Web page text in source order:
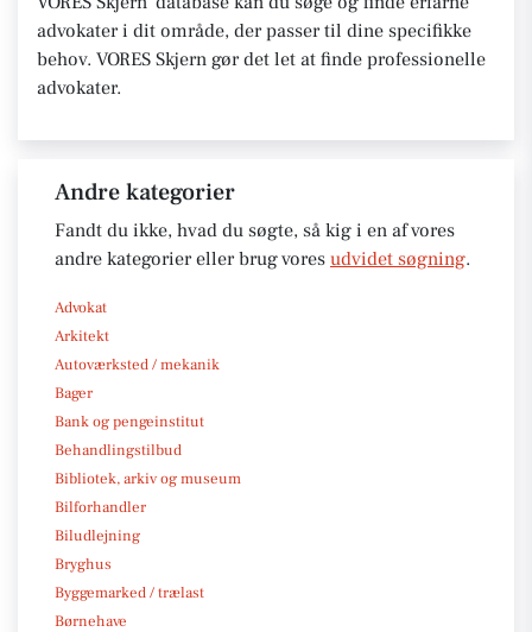
advokater i dit område, der passer til dine specifikke
behov. VORES Skjern gør det let at finde professionelle
advokater.
Andre kategorier
Fandt du ikke, hvad du søgte, så kig i en af vores
andre kategorier eller brug vores udvidet søgning.
Advokat
Arkitekt
Autoværksted / mekanik
Bager
Bank og pengeinstitut
Behandlingstilbud
Bibliotek, arkiv og museum
Bilforhandler
Biludlejning
Bryghus
Byggemarked / trælast
Børnehave